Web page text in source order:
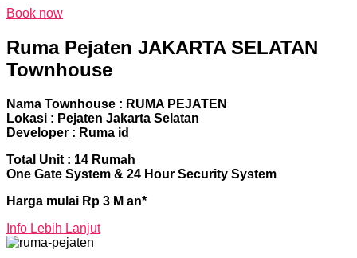
Book now
Ruma Pejaten JAKARTA SELATAN
Townhouse
Nama Townhouse : RUMA PEJATEN
Lokasi : Pejaten Jakarta Selatan
Developer : Ruma id
Total Unit : 14 Rumah
One Gate System & 24 Hour Security System
Harga mulai Rp 3 M an*
Info Lebih Lanjut